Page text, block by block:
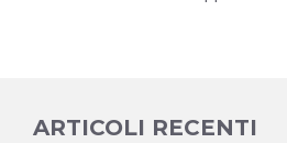
ARTICOLI RECENTI